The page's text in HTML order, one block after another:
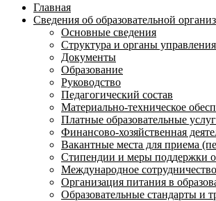
Главная
Сведения об образовательной
Основные сведения
Структура и органы
Документы
Образование
Руководство
Педагогический состав
Материально-техническое
Платные образовательные
Финансово-хозяйственная
Вакантные места для приема
Стипендии и меры поддержки
Международное сотрудничество
Организация питания в
Образовательные стандарты и